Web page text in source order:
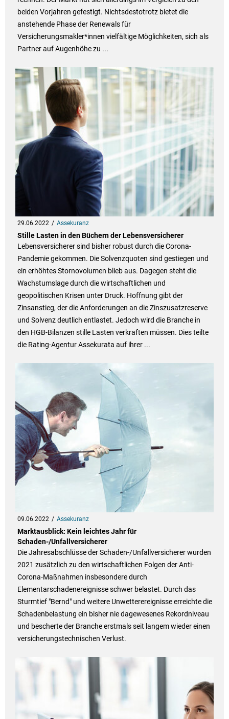
beiden Vorjahren gefestigt. Nichtsdestotrotz bietet die
anstehende Phase der Renewals für
Versicherungsmakler*innen vielfältige Möglichkeiten, sich als
Partner auf Augenhöhe zu ...
29.06.2022 Assekuranz
Stille Lasten in den Büchern der Lebensversicherer
Lebensversicherer sind bisher robust durch die Corona-
Pandemie gekommen. Die Solvenzquoten sind gestiegen und
ein erhöhtes Stornovolumen blieb aus. Dagegen steht die
Wachstumslage durch die wirtschaftlichen und
geopolitischen Krisen unter Druck. Hoffnung gibt der
Zinsanstieg, der die Anforderungen an die Zinszusatzreserve
und Solvenz deutlich entlastet. Jedoch wird die Branche in
den HGB-Bilanzen stille Lasten verkraften müssen. Dies teilte
die Rating-Agentur Assekurata auf ihrer ...
09.06.2022 Assekuranz
Marktausblick: Kein leichtes Jahr für
Schaden-/Unfallversicherer
Die Jahresabschlüsse der Schaden-/Unfallversicherer wurden
2021 zusätzlich zu den wirtschaftlichen Folgen der Anti-
Corona-Maßnahmen insbesondere durch
Elementarschadenereignisse schwer belastet. Durch das
Sturmtief "Bernd" und weitere Unwetterereignisse erreichte die
Schadenbelastung ein bisher nie dagewesenes Rekordniveau
und bescherte der Branche erstmals seit langem wieder einen
versicherungstechnischen Verlust.